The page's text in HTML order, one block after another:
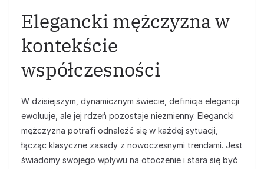
Elegancki mężczyzna w
kontekście
współczesności
W dzisiejszym, dynamicznym świecie, definicja elegancji
ewoluuje, ale jej rdzeń pozostaje niezmienny. Elegancki
mężczyzna potrafi odnaleźć się w każdej sytuacji,
łącząc klasyczne zasady z nowoczesnymi trendami. Jest
świadomy swojego wpływu na otoczenie i stara się być